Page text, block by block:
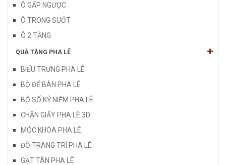
Ô GẤP NGƯỢC
Ô TRONG SUỐT
Ô 2 TẦNG
QUÀ TẶNG PHA LÊ
BIỂU TRƯNG PHA LÊ
BỘ ĐỂ BÀN PHA LÊ
BỘ SỐ KỶ NIỆM PHA LÊ
CHẶN GIẤY PHA LÊ 3D
MÓC KHÓA PHA LÊ
ĐỒ TRANG TRÍ PHA LÊ
GẠT TÀN PHA LÊ